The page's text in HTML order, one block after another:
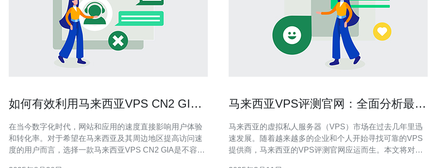
如何有效利用马来西亚VPS CN2 GIA
在当今数字化时代，网站和应用的速度直接影响用户体验
和转化率。对于希望在马来西亚及其周边地区提高访问速
度的用户而言，选择一款马来西亚VPS CN2 GIA是不容忽
马来西亚VPS评测官网：全面分析最佳
马来西亚的虚拟私人服务器（VPS）市场在过去几年里迅
速发展。随着越来越多的企业和个人开始寻找可靠的VPS
提供商，马来西亚的VPS评测官网应运而生。本文将对该